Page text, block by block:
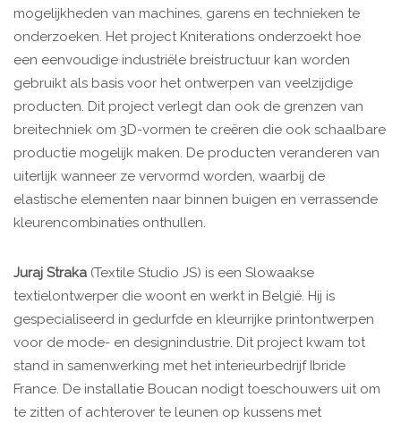
mogelijkheden van machines, garens en technieken te
onderzoeken. Het project Kniterations onderzoekt hoe
een eenvoudige industriële breistructuur kan worden
gebruikt als basis voor het ontwerpen van veelzijdige
producten. Dit project verlegt dan ook de grenzen van
breitechniek om 3D-vormen te creëren die ook schaalbare
productie mogelijk maken. De producten veranderen van
uiterlijk wanneer ze vervormd worden, waarbij de
elastische elementen naar binnen buigen en verrassende
kleurencombinaties onthullen.
Juraj Straka (Textile Studio JS) is een Slowaakse
textielontwerper die woont en werkt in België. Hij is
gespecialiseerd in gedurfde en kleurrijke printontwerpen
voor de mode- en designindustrie. Dit project kwam tot
stand in samenwerking met het interieurbedrijf Ibride
France. De installatie Boucan nodigt toeschouwers uit om
te zitten of achterover te leunen op kussens met